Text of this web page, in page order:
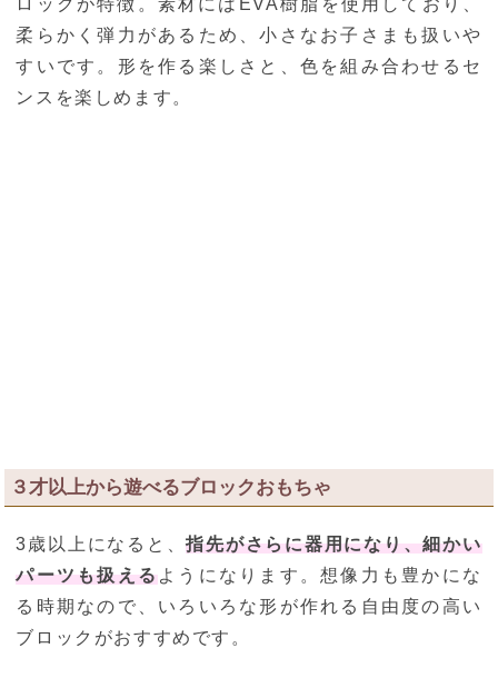
ロックが特徴。素材にはEVA樹脂を使用しており、
柔らかく弾力があるため、小さなお子さまも扱いや
すいです。形を作る楽しさと、色を組み合わせるセ
ンスを楽しめます。
３才以上から遊べるブロックおもちゃ
3歳以上になると、指先がさらに器用になり、細かい
パーツも扱えるようになります。想像力も豊かにな
る時期なので、いろいろな形が作れる自由度の高い
ブロックがおすすめです。